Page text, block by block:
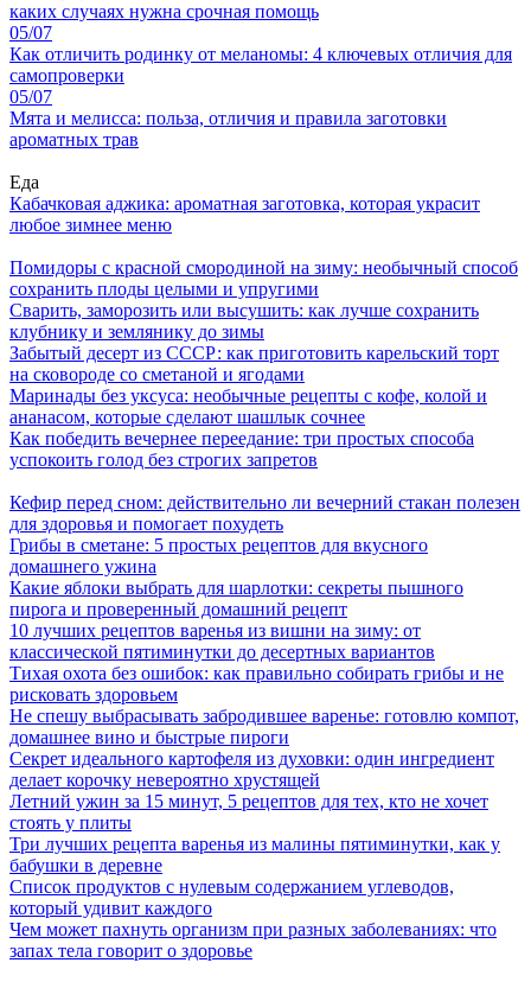
каких случаях нужна срочная помощь
05/07
Как отличить родинку от меланомы: 4 ключевых отличия для
самопроверки
05/07
Мята и мелисса: польза, отличия и правила заготовки
ароматных трав
Еда
Кабачковая аджика: ароматная заготовка, которая украсит
любое зимнее меню
Помидоры с красной смородиной на зиму: необычный способ
сохранить плоды целыми и упругими
Сварить, заморозить или высушить: как лучше сохранить
клубнику и землянику до зимы
Забытый десерт из СССР: как приготовить карельский торт
на сковороде со сметаной и ягодами
Маринады без уксуса: необычные рецепты с кофе, колой и
ананасом, которые сделают шашлык сочнее
Как победить вечернее переедание: три простых способа
успокоить голод без строгих запретов
Кефир перед сном: действительно ли вечерний стакан полезен
для здоровья и помогает похудеть
Грибы в сметане: 5 простых рецептов для вкусного
домашнего ужина
Какие яблоки выбрать для шарлотки: секреты пышного
пирога и проверенный домашний рецепт
10 лучших рецептов варенья из вишни на зиму: от
классической пятиминутки до десертных вариантов
Тихая охота без ошибок: как правильно собирать грибы и не
рисковать здоровьем
Не спешу выбрасывать забродившее варенье: готовлю компот,
домашнее вино и быстрые пироги
Секрет идеального картофеля из духовки: один ингредиент
делает корочку невероятно хрустящей
Летний ужин за 15 минут, 5 рецептов для тех, кто не хочет
стоять у плиты
Три лучших рецепта варенья из малины пятиминутки, как у
бабушки в деревне
Список продуктов с нулевым содержанием углеводов,
который удивит каждого
Чем может пахнуть организм при разных заболеваниях: что
запах тела говорит о здоровье